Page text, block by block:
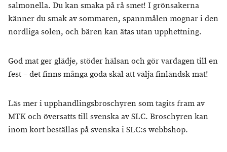
salmonella. Du kan smaka på rå smet! I grönsakerna
känner du smak av sommaren, spannmålen mognar i den
nordliga solen, och bären kan ätas utan upphettning.
God mat ger glädje, stöder hälsan och gör vardagen till en
fest – det finns många goda skäl att välja finländsk mat!
Läs mer i upphandlingsbroschyren som tagits fram av
MTK och översatts till svenska av SLC. Broschyren kan
inom kort beställas på svenska i SLC:s webbshop.